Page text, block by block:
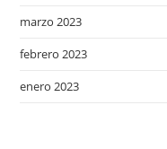
marzo 2023
febrero 2023
enero 2023